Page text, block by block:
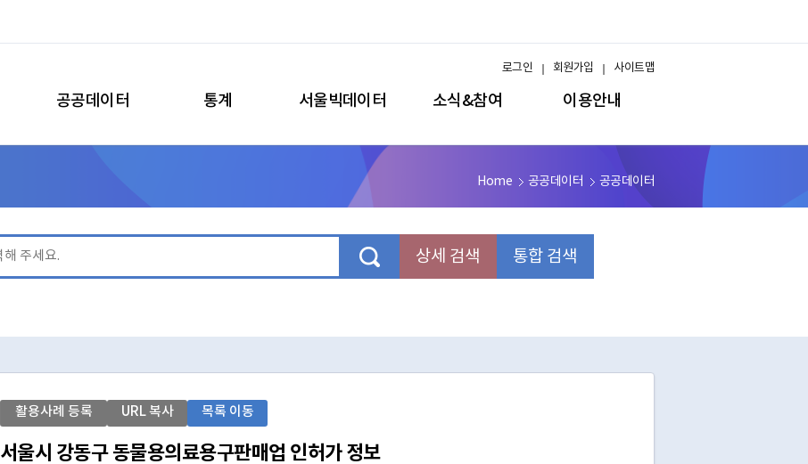
공공데이터 통계 서울빅데이터 소식&참여 이용안내
로그인 회원가입 사이트맵
Home 공공데이터 공공데이터
상세 검색 통합 검색
활용사례 등록 URL 복사 목록 이동
서울시 강동구 동물용의료용구판매업 인허가 정보